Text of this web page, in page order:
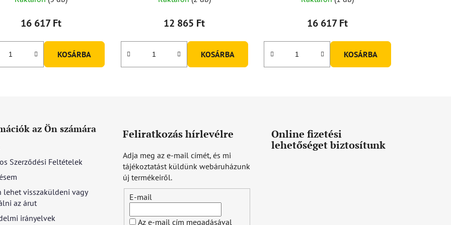
termék
átlagos
5-
16 617 Ft
KOSÁRBA
12 865 Ft
KOSÁRBA
16 617 Ft
KOSÁRBA
az Ön számára
Szerződési Feltételek
lehet visszaküldeni vagy
az árut
irányelvek
Feliratkozás hírlevélre
Adja meg az e-mail címét, és mi
tájékoztatást küldünk webáruházunk
új termékeiről.
E-mail
Az e-mail cím megadásával
Online fizetési
lehetőséget biztosítunk